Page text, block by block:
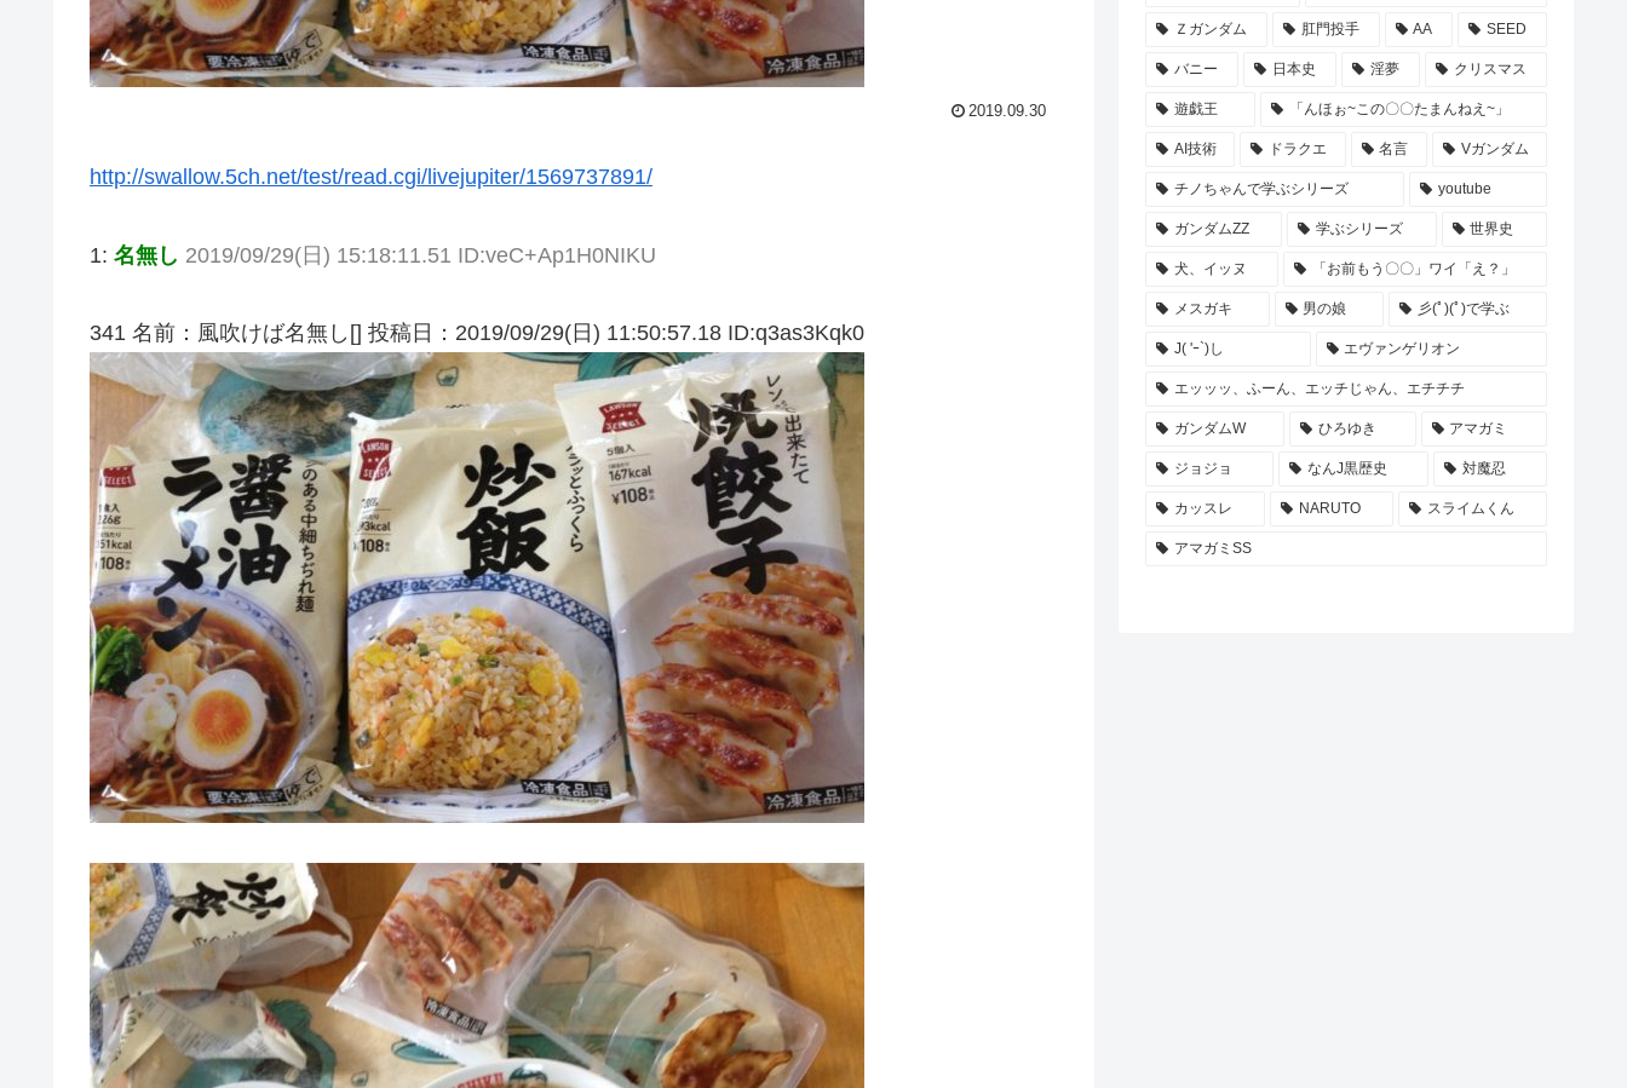
2019.09.30
http://swallow.5ch.net/test/read.cgi/livejupiter/1569737891/
1: 名無し 2019/09/29(日) 15:18:11.51 ID:veC+Ap1H0NIKU
341 名前：風吹けば名無し[] 投稿日：2019/09/29(日) 11:50:57.18 ID:q3as3Kqk0
Ｚガンダム 肛門投手 AA SEED
バニー 日本史 淫夢 クリスマス
遊戯王 「んほぉ~この〇〇たまんねえ~」
AI技術 ドラクエ 名言 Vガンダム
チノちゃんで学ぶシリーズ youtube
ガンダムZZ 学ぶシリーズ 世界史
犬、イッヌ 「お前もう〇〇」ワイ「え？」
メスガキ 男の娘 彡(ﾟ)(ﾟ)で学ぶ
J( 'ｰ`)し エヴァンゲリオン
エッッッ、ふーん、エッチじゃん、エチチチ
ガンダムW ひろゆき アマガミ
ジョジョ なんJ黒歴史 対魔忍
カッスレ NARUTO スライムくん
アマガミSS